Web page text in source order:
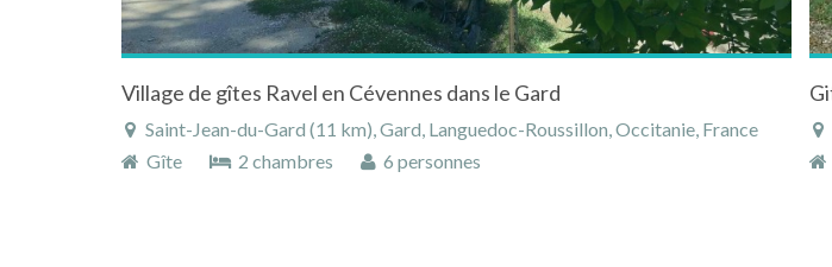
Village de gîtes Ravel en Cévennes dans le Gard
Saint-Jean-du-Gard (11 km), Gard, Languedoc-Roussillon, Occitanie, France
Gîte
2 chambres 6 personnes